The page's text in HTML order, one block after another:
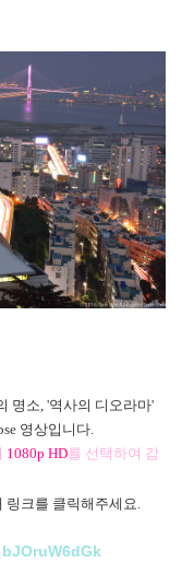
명소, '역사의 디오라마'
영상입니다.
1080p HD를 선택하여 감
링크를 클릭해주세요.